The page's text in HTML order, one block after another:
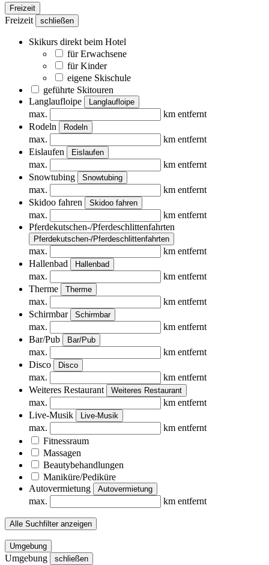
Freizeit
Freizeit schließen
Skikurs direkt beim Hotel
für Erwachsene
für Kinder
eigene Skischule
geführte Skitouren
Langlaufloipe
Langlaufloipe
max.
km entfernt
Rodeln
Rodeln
max.
km entfernt
Eislaufen
Eislaufen
max.
km entfernt
Snowtubing
Snowtubing
max.
km entfernt
Skidoo fahren
Skidoo fahren
max.
km entfernt
Pferdekutschen-/Pferdeschlittenfahrten
Pferdekutschen-/Pferdeschlittenfahrten
max.
km entfernt
Hallenbad
Hallenbad
max.
km entfernt
Therme
Therme
max.
km entfernt
Schirmbar
Schirmbar
max.
km entfernt
Bar/Pub
Bar/Pub
max.
km entfernt
Disco
Disco
max.
km entfernt
Weiteres Restaurant
Weiteres Restaurant
max.
km entfernt
Live-Musik
Live-Musik
max.
km entfernt
Fitnessraum
Massagen
Beautybehandlungen
Maniküre/Pediküre
Autovermietung
Autovermietung
max. km entfernt
Alle Suchfilter anzeigen
Umgebung
Umgebung schließen